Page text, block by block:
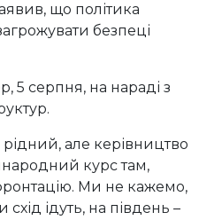
що політика
безпеці
5 серпня, на нараді з
але керівництво
курс там,
Ми не кажемо,
ідуть, на південь –